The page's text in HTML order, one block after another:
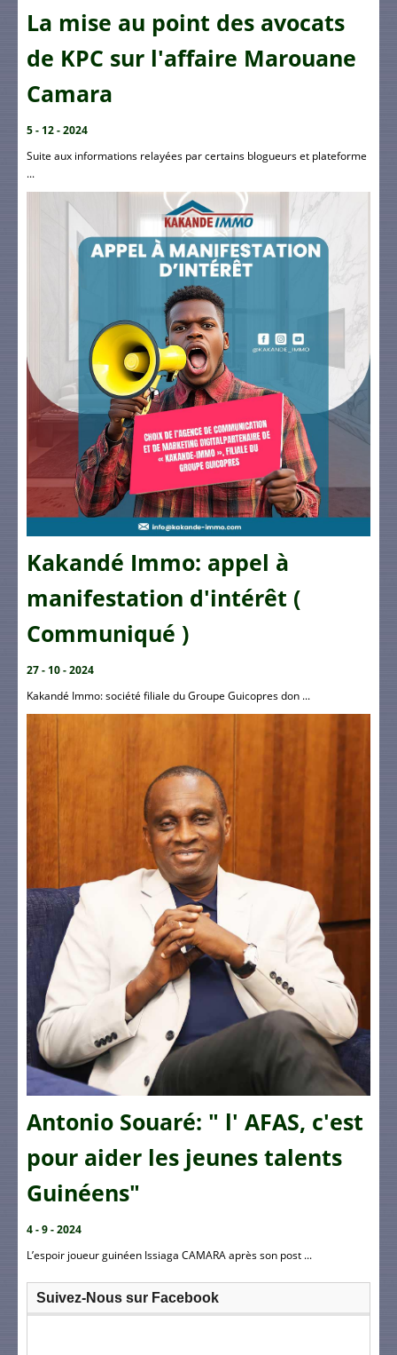
La mise au point des avocats
de KPC sur l'affaire Marouane
Camara
5 - 12 - 2024
Suite aux informations relayées par certains blogueurs et plateforme
...
Kakandé Immo: appel à
manifestation d'intérêt (
Communiqué )
27 - 10 - 2024
Kakandé Immo: société filiale du Groupe Guicopres don ...
Antonio Souaré: " l' AFAS, c'est
pour aider les jeunes talents
Guinéens"
4 - 9 - 2024
L’espoir joueur guinéen Issiaga CAMARA après son post ...
Suivez-Nous sur Facebook